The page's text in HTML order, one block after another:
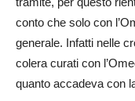
conto che solo con
generale. Infatti nelle
colera curati con
quanto accadeva con